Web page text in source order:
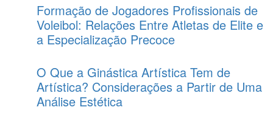
Formação de Jogadores Profissionais de
Voleibol: Relações Entre Atletas de Elite e
a Especialização Precoce
O Que a Ginástica Artística Tem de
Artística? Considerações a Partir de Uma
Análise Estética